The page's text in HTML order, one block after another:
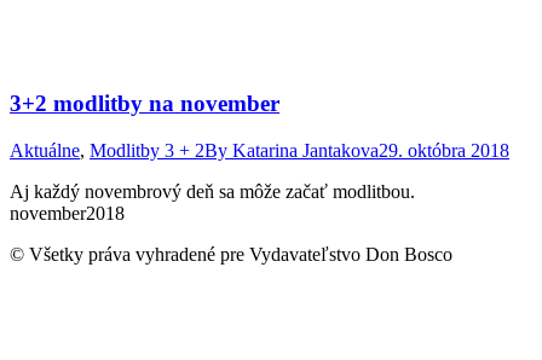
3+2 modlitby na november
Aktuálne, Modlitby 3 + 2By Katarina Jantakova29. októbra 2018
Aj každý novembrový deň sa môže začať modlitbou.
november2018
© Všetky práva vyhradené pre Vydavateľstvo Don Bosco